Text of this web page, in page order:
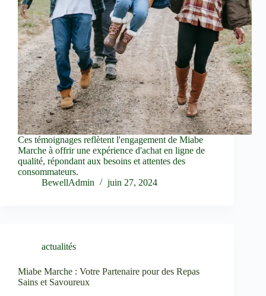
Ces témoignages reflètent l'engagement de Miabe
Marche à offrir une expérience d'achat en ligne de
qualité, répondant aux besoins et attentes des
consommateurs.
BewellAdmin
juin 27, 2024
actualités
Miabe Marche : Votre Partenaire pour des Repas
Sains et Savoureux